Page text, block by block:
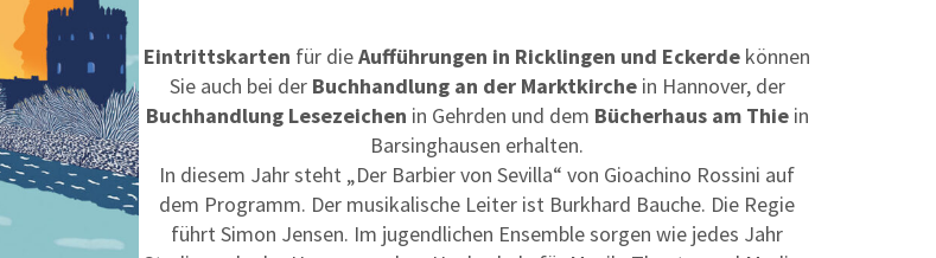
Eintrittskarten für dieAufführungen in Ricklingen und Eckerde können
Sie auch bei der Buchhandlung an der Marktkirchein Hannover, der
Buchhandlung Lesezeichen in Gehrden und dem Bücherhaus am Thiein
Barsinghausen erhalten.
In diesem Jahr steht „Der Barbier von Sevilla“ von Gioachino Rossini auf
dem Programm. Der musikalische Leiter ist Burkhard Bauche. Die Regie
führt Simon Jensen. Im jugendlichen Ensemble sorgen wie jedes Jahr